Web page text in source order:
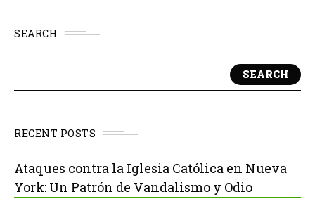
SEARCH
SEARCH
RECENT POSTS
Ataques contra la Iglesia Católica en Nueva
York: Un Patrón de Vandalismo y Odio